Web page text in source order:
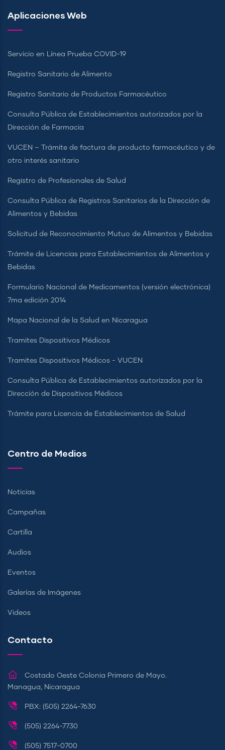
Aplicaciones Web
Servicio en Línea Prueba COVID-19
Registro Sanitario de Alimento
Registro Sanitario de Productos Farmacéutico
Consulta Pública de Establecimientos autorizados por la
Dirección de Farmacia
VUCEN – Trámite de factura de producto farmacéutico y de
otro interés sanitario
Registro de Profesionales de Salud
Consulta Pública de Registros Sanitarios de la Dirección de
Alimentos y Bebidas
Solicitud de Reconocimiento Mutuo de Alimentos y Bebidas
Trámite de Licencias para Establecimientos de Alimentos y
Bebidas
Formulario Nacional de Medicamentos (versión electrónica)
7ma edición 2014
Mapa Nacional de la Salud en Nicaragua
Tramites Dispositivos Médicos
Tramites Dispositivos Médicos - VUCEN
Consulta Pública de Establecimientos autorizados por la
Dirección de Dispositivos Médicos
Trámite para Licencia de Establecimientos de Salud
Centro de Medios
Noticias
Campañas
Cartilla
Audios
Eventos
Galerías de Imágenes
Videos
Contacto
Costado Oeste Colonia Primero de Mayo.
Managua, Nicaragua
PBX: (505) 2264-7630
(505) 2264-7730
(505) 7517-0700